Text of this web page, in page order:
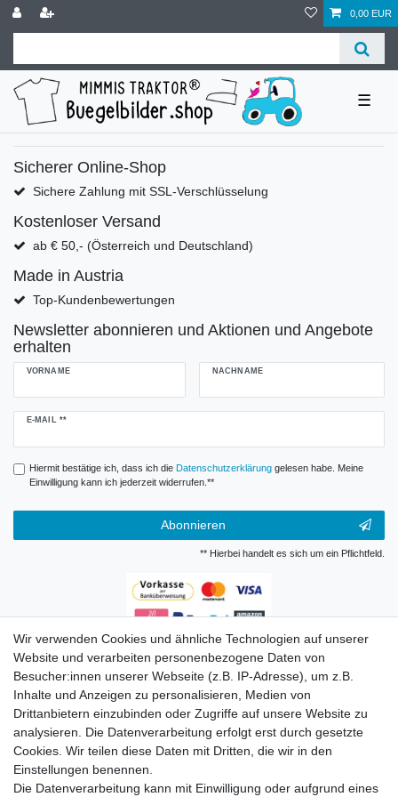
0,00 EUR
☰
Sicherer Online-Shop
Sichere Zahlung mit SSL-Verschlüsselung
Kostenloser Versand
ab € 50,- (Österreich und Deutschland)
Made in Austria
Top-Kundenbewertungen
Newsletter abonnieren und Aktionen und Angebote
erhalten
VORNAME NACHNAME
E-MAIL **
Newsletter
Hiermit bestätige ich, dass ich die Daten­schutz­erklärunggelesen habe. Meine
Einwilligung kann ich jederzeit widerrufen.**
Abonnieren
** Hierbei handelt es sich um ein Pflichtfeld.
Zahlungsarten
Wir verwenden Cookies und ähnliche Technologien auf unserer
Website und verarbeiten personenbezogene Daten von
Besucher:innen unserer Webseite (z.B. IP-Adresse), um z.B.
Inhalte und Anzeigen zu personalisieren, Medien von
Drittanbietern einzubinden oder Zugriffe auf unsere Website zu
analysieren. Die Datenverarbeitung erfolgt erst durch gesetzte
Cookies. Wir teilen diese Daten mit Dritten, die wir in den
Einstellungen benennen.
Die Datenverarbeitung kann mit Einwilligung oder aufgrund eines